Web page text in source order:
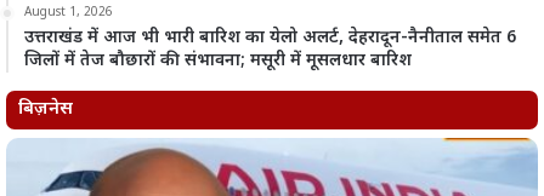
August 1, 2026
उत्तराखंड में आज भी भारी बारिश का येलो अलर्ट, देहरादून-नैनीताल समेत 6
जिलों में तेज बौछारों की संभावना; मसूरी में मूसलधार बारिश
बिज़नेस